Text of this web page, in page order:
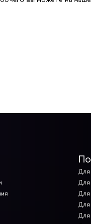
Для
Для
Для
Для
Для